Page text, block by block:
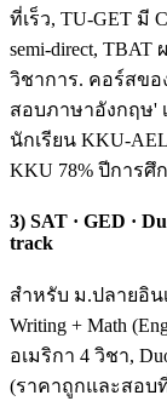
ที่เร็ว, TU-GET มี
semi-direct,
วิชาการ. คอร์สขอ
สอบภาษาอังกฤษ'
นักเรียน KKU-
KKU 78% ปีการศึ
3) SAT · GED ·
track
สำหรับ ม.ปลายอิน
Writing + Math
อเมริกา 4 วิชา,
(ราคาถูกและสอบที่